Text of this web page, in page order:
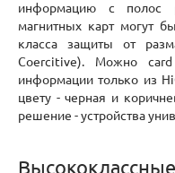
информацию с полос
магнитных карт могут
класса защиты от
Coercitive). Можно
информации только из
цвету - черная и
решение - устройства